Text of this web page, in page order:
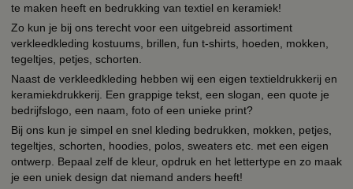
te maken heeft en bedrukking van textiel en keramiek!
Zo kun je bij ons terecht voor een uitgebreid assortiment
verkleedkleding kostuums, brillen, fun t-shirts, hoeden, mokken,
tegeltjes, petjes, schorten.
Naast de verkleedkleding hebben wij een eigen textieldrukkerij en
keramiekdrukkerij. Een grappige tekst, een slogan, een quote je
bedrijfslogo, een naam, foto of een unieke print?
Bij ons kun je simpel en snel kleding bedrukken, mokken, petjes,
tegeltjes, schorten, hoodies, polos, sweaters etc. met een eigen
ontwerp. Bepaal zelf de kleur, opdruk en het lettertype en zo maak
je een uniek design dat niemand anders heeft!